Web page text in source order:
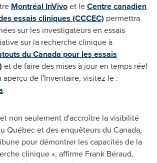
Montréal InVivoet leCentre canadien
essais cliniques (CCCEC) permettra
sur les investigateurs en essais
sur la recherche clinique à
duCanada pour les essais
et de faire des mises à jour en temps réel
aperçu de l'Inventaire, visitez le :
.
non seulement d'accroître la visibilité
Québec et des enquêteurs du Canada,
pour démontrer les capacités de la
clinique », affirme Frank Béraud,